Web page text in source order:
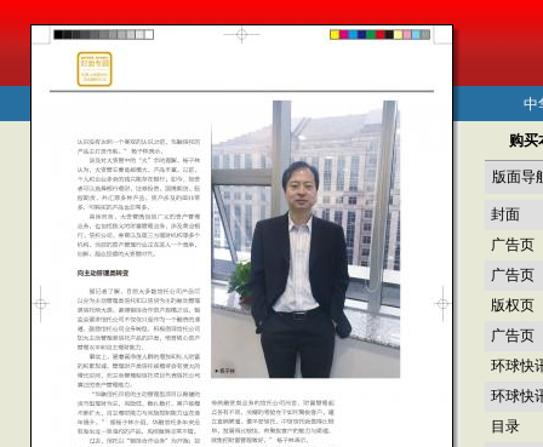
购买
版面导
封面
广告页
广告页
版权页
广告页
环球快
环球快
目录